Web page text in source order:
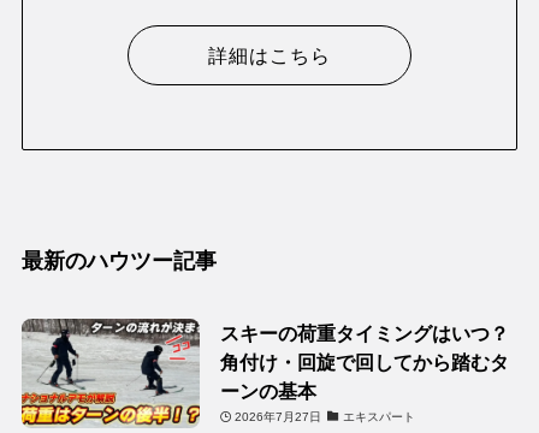
詳細はこちら
最新のハウツー記事
スキーの荷重タイミングはいつ？
角付け・回旋で回してから踏むタ
ーンの基本
2026年7月27日 エキスパート